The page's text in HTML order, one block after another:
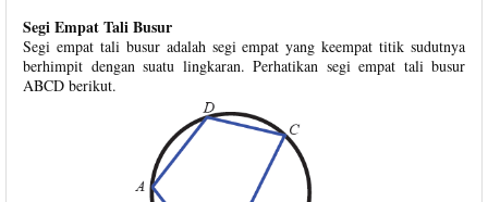
Segi Empat Tali Busur
Segi empat tali busur adalah segi empat yang keempat titik sudutnya
berhimpit dengan suatu lingkaran. Perhatikan segi empat tali busur
ABCD berikut.